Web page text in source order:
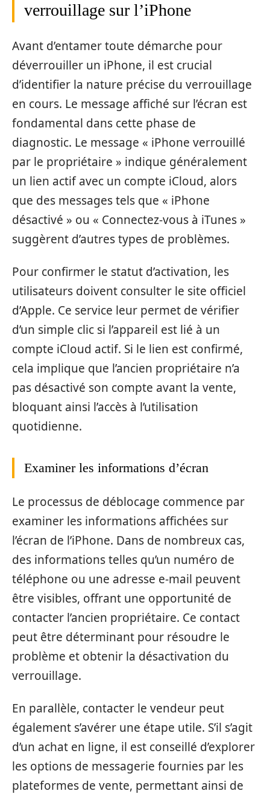
verrouillage sur l’iPhone
Avant d’entamer toute démarche pour
déverrouiller un iPhone, il est crucial
d’identifier la nature précise du verrouillage
en cours. Le message affiché sur l’écran est
fondamental dans cette phase de
diagnostic. Le message « iPhone verrouillé
par le propriétaire » indique généralement
un lien actif avec un compte iCloud, alors
que des messages tels que « iPhone
désactivé » ou « Connectez-vous à iTunes »
suggèrent d’autres types de problèmes.
Pour confirmer le statut d’activation, les
utilisateurs doivent consulter le site officiel
d’Apple. Ce service leur permet de vérifier
d’un simple clic si l’appareil est lié à un
compte iCloud actif. Si le lien est confirmé,
cela implique que l’ancien propriétaire n’a
pas désactivé son compte avant la vente,
bloquant ainsi l’accès à l’utilisation
quotidienne.
Examiner les informations d’écran
Le processus de déblocage commence par
examiner les informations affichées sur
l’écran de l’iPhone. Dans de nombreux cas,
des informations telles qu’un numéro de
téléphone ou une adresse e-mail peuvent
être visibles, offrant une opportunité de
contacter l’ancien propriétaire. Ce contact
peut être déterminant pour résoudre le
problème et obtenir la désactivation du
verrouillage.
En parallèle, contacter le vendeur peut
également s’avérer une étape utile. S’il s’agit
d’un achat en ligne, il est conseillé d’explorer
les options de messagerie fournies par les
plateformes de vente, permettant ainsi de